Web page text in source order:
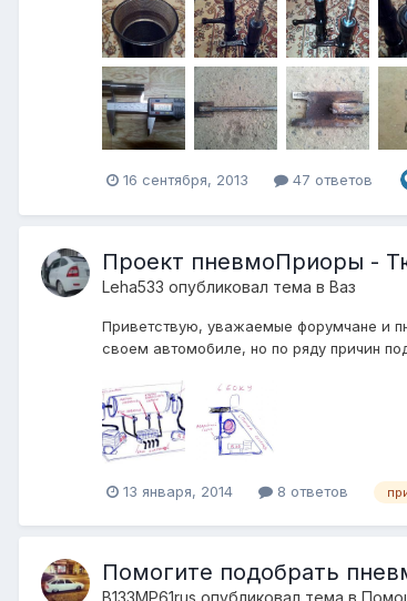
16 сентября, 2013 47 ответов
Проект пневмоПриоры -
Leha533 опубликовал тема в Ваз
Приветствую, уважаемые форумчане и
своем автомобиле, но по ряду причин
13 января, 2014 8 ответов
Помогите подобрать